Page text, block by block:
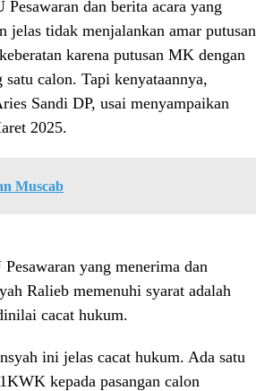
dan berita acara yang
tidak menjalankan amar putusan
karena putusan MK dengan
calon. Tapi kenyataannya,
Sandi DP, usai menyampaikan
2025.
Muscab
yang menerima dan
Ralieb memenuhi syarat adalah
cacat hukum.
ini jelas cacat hukum. Ada satu
kepada pasangan calon